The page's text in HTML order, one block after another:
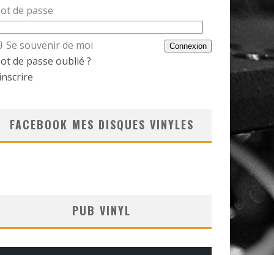
de passe
Se souvenir de moi
de passe oublié ?
FACEBOOK MES DISQUES VINYLES
PUB VINYL